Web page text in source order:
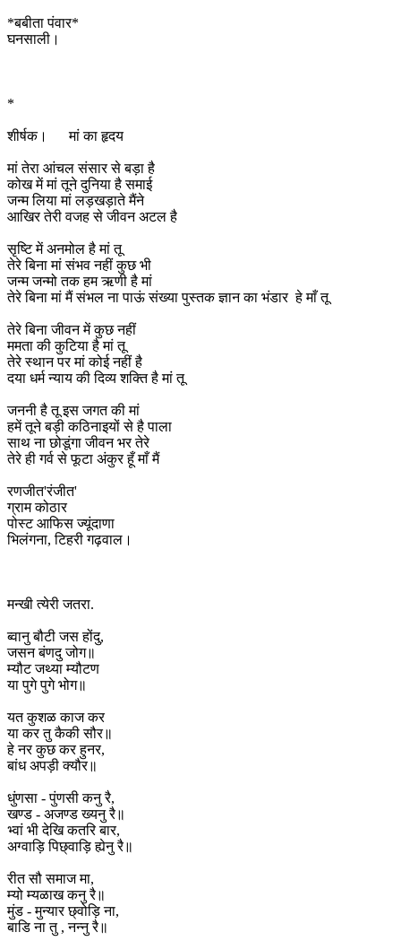
*बबीता पंवार*
घनसाली।
*
शीर्षक। मां का हृदय
मां तेरा आंचल संसार से बड़ा है
कोख में मां तूने दुनिया है समाई
जन्म लिया मां लड़खड़ाते मैंने
आखिर तेरी वजह से जीवन अटल है
सृष्टि में अनमोल है मां तू
तेरे बिना मां संभव नहीं कुछ भी
जन्म जन्मो तक हम ऋणी है मां
तेरे बिना मां मैं संभल ना पाऊं संख्या पुस्तक ज्ञान का भंडार हे माँ तू
तेरे बिना जीवन में कुछ नहीं
ममता की कुटिया है मां तू
तेरे स्थान पर मां कोई नहीं है
दया धर्म न्याय की दिव्य शक्ति है मां तू
जननी है तू इस जगत की मां
हमें तूने बड़ी कठिनाइयों से है पाला
साथ ना छोडूंगा जीवन भर तेरे
तेरे ही गर्व से फूटा अंकुर हूँ माँ मैं
रणजीत'रंजीत'
ग्राम कोठार
पोस्ट आफिस ज्यूंदाणा
भिलंगना, टिहरी गढ़वाल।
मन्खी त्येरी जतरा.
ब्वानु बौटी जस होंदु,
जसन बंणदु जोग॥
म्यौट जथ्या म्यौटण
या पुगे पुगे भोग॥
यत कुशळ काज कर
या कर तु कैकी सौर॥
हे नर कुछ कर हुनर,
बांध अपड़ी क्यौर॥
धुंणसा - पुंणसी कनु रै,
खण्ड - अजण्ड ख्यनु रै॥
भ्वां भी देखि कतरि बार,
अग्वाड़ि पिछ्वाड़ि ह्येनु रै॥
रीत सौ समाज मा,
म्यो म्यळाख कनु रै॥
मुंड - मुन्यार छ्वोड़ि ना,
बाडि ना तु , नन्नु रै॥